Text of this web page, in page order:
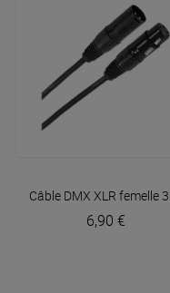
Câble DMX XLR femelle
6,90 €